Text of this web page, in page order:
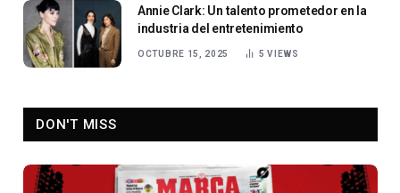
Annie Clark: Un talento prometedor en la
industria del entretenimiento
OCTUBRE 15, 2025 5VIEWS
DON'T MISS